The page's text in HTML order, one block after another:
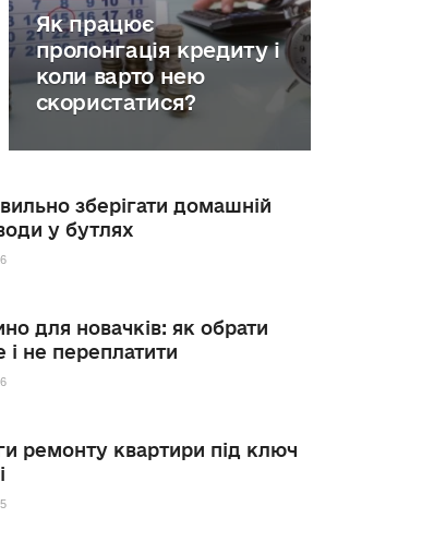
Як працює
пролонгація кредиту і
коли варто нею
скористатися?
зберігати домашній
у бутлях
для новачків: як обрати
і не переплатити
ремонту квартири під ключ